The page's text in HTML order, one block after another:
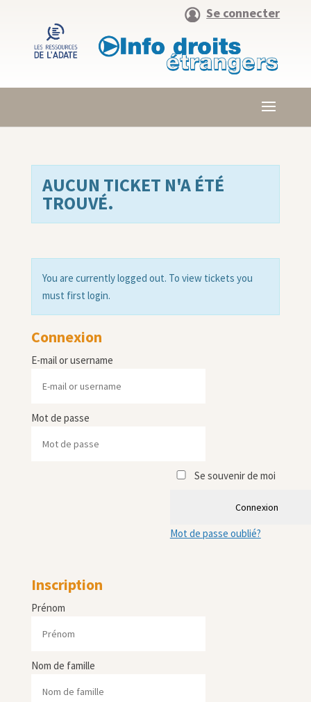
Se connecter
AUCUN TICKET N'A ÉTÉ
TROUVÉ.
You are currently logged out. To view tickets you
must first login.
Connexion
E-mail or username
Mot de passe
Se souvenir de moi
Connexion
Mot de passe oublié?
Inscription
Prénom
Nom de famille